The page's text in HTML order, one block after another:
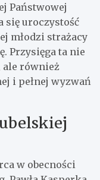
Państwowej
się uroczystość
młodzi strażacy
Przysięga ta nie
ale również
i pełnej wyzwań
w obecności